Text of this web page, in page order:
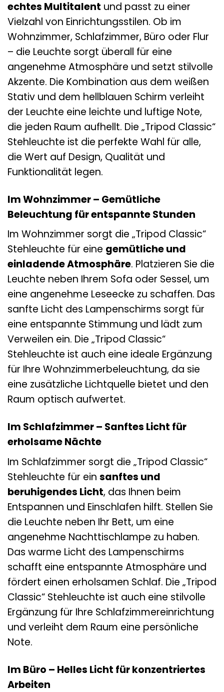
echtes Multitalent und passt zu einer
Vielzahl von Einrichtungsstilen. Ob im
Wohnzimmer, Schlafzimmer, Büro oder Flur
– die Leuchte sorgt überall für eine
angenehme Atmosphäre und setzt stilvolle
Akzente. Die Kombination aus dem weißen
Stativ und dem hellblauen Schirm verleiht
der Leuchte eine leichte und luftige Note,
die jeden Raum aufhellt. Die „Tripod Classic“
Stehleuchte ist die perfekte Wahl für alle,
die Wert auf Design, Qualität und
Funktionalität legen.
Im Wohnzimmer – Gemütliche
Beleuchtung für entspannte Stunden
Im Wohnzimmer sorgt die „Tripod Classic“
Stehleuchte für eine gemütliche und
einladende Atmosphäre. Platzieren Sie die
Leuchte neben Ihrem Sofa oder Sessel, um
eine angenehme Leseecke zu schaffen. Das
sanfte Licht des Lampenschirms sorgt für
eine entspannte Stimmung und lädt zum
Verweilen ein. Die „Tripod Classic“
Stehleuchte ist auch eine ideale Ergänzung
für Ihre Wohnzimmerbeleuchtung, da sie
eine zusätzliche Lichtquelle bietet und den
Raum optisch aufwertet.
Im Schlafzimmer – Sanftes Licht für
erholsame Nächte
Im Schlafzimmer sorgt die „Tripod Classic“
Stehleuchte für ein sanftes und
beruhigendes Licht, das Ihnen beim
Entspannen und Einschlafen hilft. Stellen Sie
die Leuchte neben Ihr Bett, um eine
angenehme Nachttischlampe zu haben.
Das warme Licht des Lampenschirms
schafft eine entspannte Atmosphäre und
fördert einen erholsamen Schlaf. Die „Tripod
Classic“ Stehleuchte ist auch eine stilvolle
Ergänzung für Ihre Schlafzimmereinrichtung
und verleiht dem Raum eine persönliche
Note.
Im Büro – Helles Licht für konzentriertes
Arbeiten